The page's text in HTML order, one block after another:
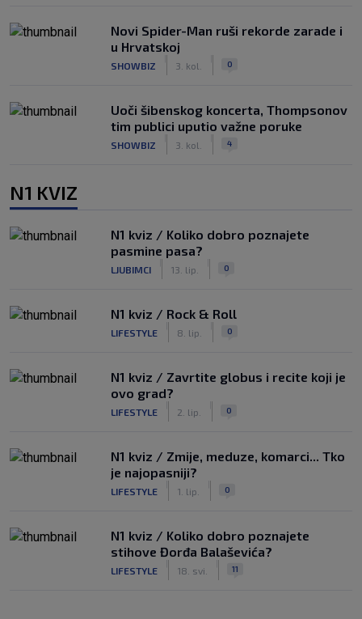
Novi Spider-Man ruši rekorde zarade i
u Hrvatskoj
SHOWBIZ 3. kol. 0
Uoči šibenskog koncerta, Thompsonov
tim publici uputio važne poruke
SHOWBIZ 3. kol. 4
N1 KVIZ
N1 kviz / Koliko dobro poznajete
pasmine pasa?
LJUBIMCI 13. lip. 0
N1 kviz / Rock & Roll
LIFESTYLE 8. lip. 0
N1 kviz / Zavrtite globus i recite koji je
ovo grad?
LIFESTYLE 2. lip. 0
N1 kviz / Zmije, meduze, komarci... Tko
je najopasniji?
LIFESTYLE 1. lip. 0
N1 kviz / Koliko dobro poznajete
stihove Đorđa Balaševića?
LIFESTYLE 18. svi. 11